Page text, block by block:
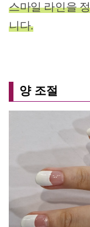
스마일 라인을
니다.
양 조절